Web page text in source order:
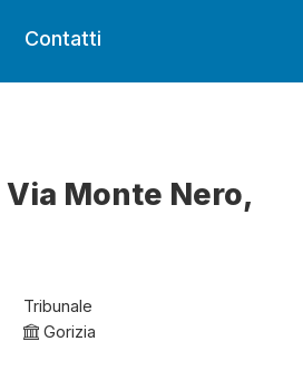
Contatti
Monte Nero,
Tribunale
Gorizia